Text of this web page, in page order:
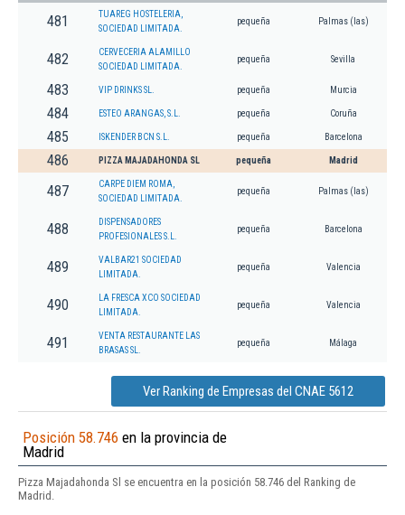
481
TUAREG HOSTELERIA,
SOCIEDAD LIMITADA.
pequeña Palmas (las)
482
CERVECERIA ALAMILLO
SOCIEDAD LIMITADA.
pequeña Sevilla
483 VIP DRINKS SL. pequeña Murcia
484 ESTEO ARANGAS, S.L. pequeña Coruña
485 ISKENDER BCN S.L. pequeña Barcelona
486 PIZZA MAJADAHONDA SL pequeña Madrid
487
CARPE DIEM ROMA,
SOCIEDAD LIMITADA.
pequeña Palmas (las)
488
DISPENSADORES
PROFESIONALES S.L.
pequeña Barcelona
489
VALBAR21 SOCIEDAD
LIMITADA.
pequeña Valencia
490
LA FRESCA XCO SOCIEDAD
LIMITADA.
pequeña Valencia
491
VENTA RESTAURANTE LAS
BRASAS SL.
pequeña Málaga
Ver Ranking de Empresas del CNAE 5612
Posición 58.746 en la provincia de
Madrid
Pizza Majadahonda Sl se encuentra en la posición 58.746 del Ranking de
Madrid.